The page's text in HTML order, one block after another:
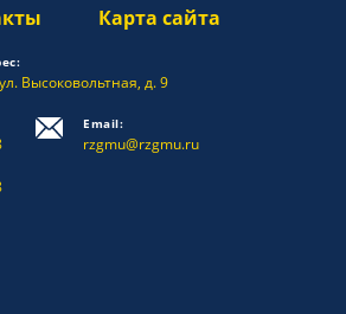
Карта сайта
Высоковольтная, д. 9
Email:
rzgmu@rzgmu.ru